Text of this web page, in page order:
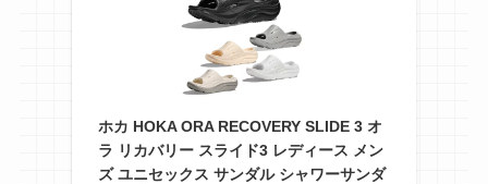
ホカ HOKA ORA RECOVERY SLIDE 3 オ
ラ リカバリー スライド3 レディース メン
ズ ユニセックス サンダル シャワーサンダ